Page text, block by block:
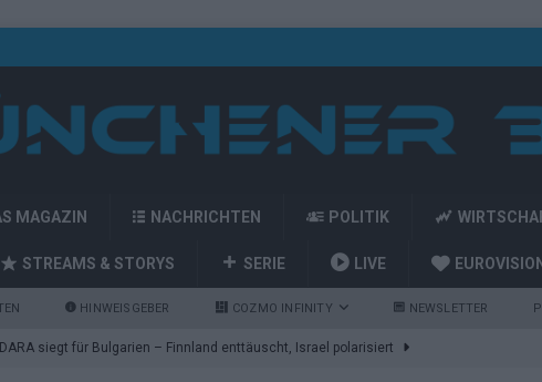
MAGAZIN NACHRICHTEN POLITIK
STREAMS & STORYS SERIE LIVE EUROVISION
HINWEISGEBER COZMO INFINITY NEWSLETTER
DARA siegt für Bulgarien – Finnland enttäuscht, Israel polarisiert